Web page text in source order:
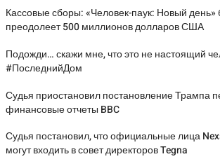
Кассовые сборы: «Человек-паук: Новый день»
преодолеет 500 миллионов долларов США
Подожди… скажи мне, что это не настоящий
#ПоследнийДом
Судья приостановил постановление Трампа
финансовые отчеты BBC
Судья постановил, что официальные лица
могут входить в совет директоров Tegna